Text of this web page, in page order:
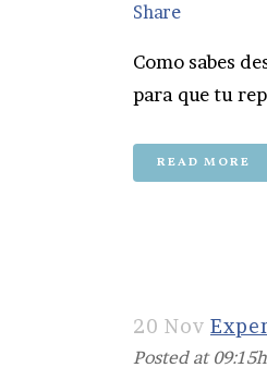
Share
Como sabes
para que tu
READ MORE
20 Nov
Posted at 09:15h